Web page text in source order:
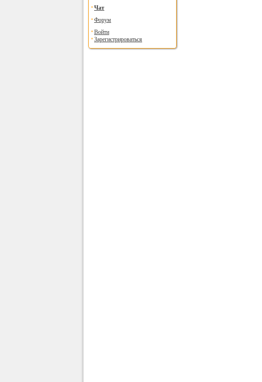
Чат
Форум
Войти
Зарегистрироваться